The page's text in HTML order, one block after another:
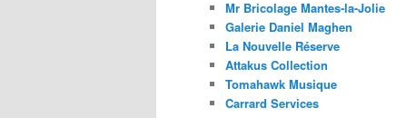
Mr Bricolage Mantes-la-Jolie
Galerie Daniel Maghen
La Nouvelle Réserve
Attakus Collection
Tomahawk Musique
Carrard Services